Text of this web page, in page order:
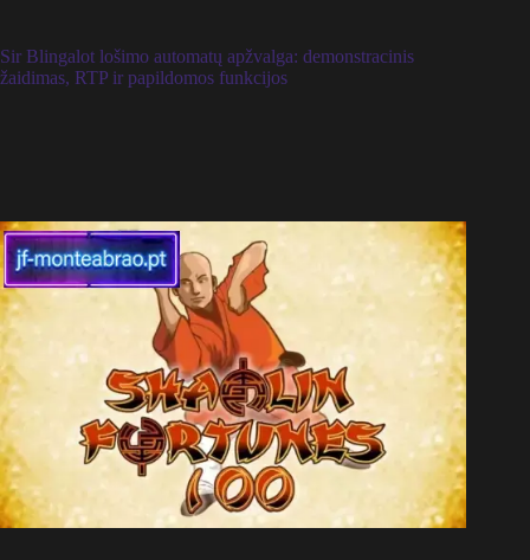
Sir Blingalot lošimo automatų apžvalga: demonstracinis
žaidimas, RTP ir papildomos funkcijos